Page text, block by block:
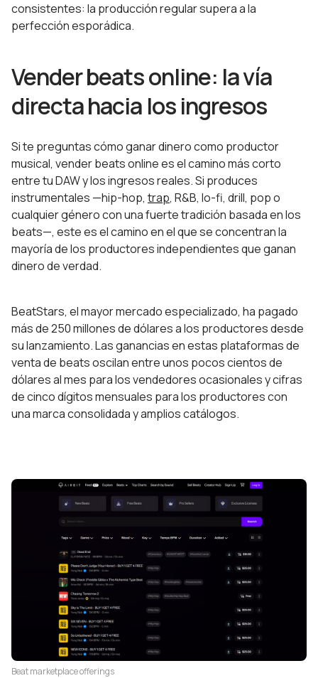
consistentes: la producción regular supera a la
perfección esporádica.
Vender beats online: la vía
directa hacia los ingresos
Si te preguntas cómo ganar dinero como productor
musical, vender beats online es el camino más corto
entre tu DAW y los ingresos reales. Si produces
instrumentales —hip-hop, trap, R&B, lo-fi, drill, pop o
cualquier género con una fuerte tradición basada en los
beats—, este es el camino en el que se concentran la
mayoría de los productores independientes que ganan
dinero de verdad.
BeatStars, el mayor mercado especializado, ha pagado
más de 250 millones de dólares a los productores desde
su lanzamiento. Las ganancias en estas plataformas de
venta de beats oscilan entre unos pocos cientos de
dólares al mes para los vendedores ocasionales y cifras
de cinco dígitos mensuales para los productores con
una marca consolidada y amplios catálogos.
Beat marketplace offerings